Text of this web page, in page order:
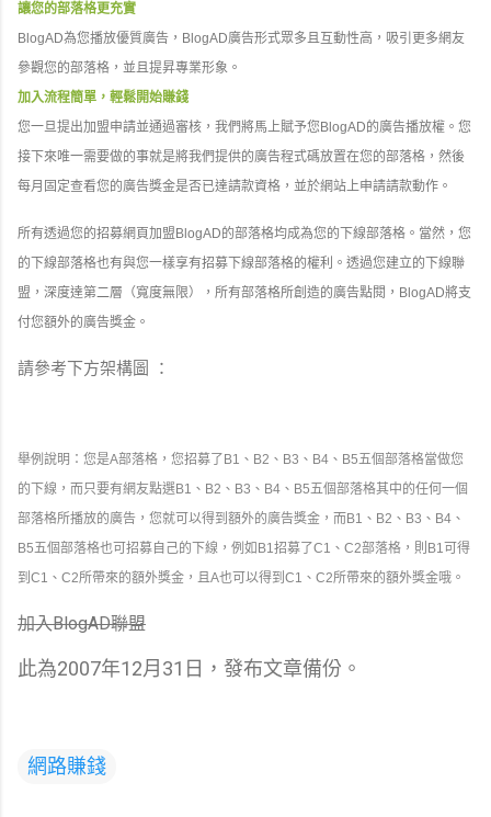
讓您的部落格更充實
BlogAD為您播放優質廣告，BlogAD廣告形式眾多且互動性高，吸引更多網友
參觀您的部落格，並且提昇專業形象。
加入流程簡單，輕鬆開始賺錢
您一旦提出加盟申請並通過審核，我們將馬上賦予您BlogAD的廣告播放權。您
接下來唯一需要做的事就是將我們提供的廣告程式碼放置在您的部落格，然後
每月固定查看您的廣告獎金是否已達請款資格，並於網站上申請請款動作。
所有透過您的招募網頁加盟BlogAD的部落格均成為您的下線部落格。當然，您
的下線部落格也有與您一樣享有招募下線部落格的權利。透過您建立的下線聯
盟，深度達第二層（寬度無限），所有部落格所創造的廣告點閱，BlogAD將支
付您額外的廣告獎金。
請參考下方架構圖 ：
舉例說明：您是A部落格，您招募了B1、B2、B3、B4、B5五個部落格當做您
的下線，而只要有網友點選B1、B2、B3、B4、B5五個部落格其中的任何一個
部落格所播放的廣告，您就可以得到額外的廣告獎金，而B1、B2、B3、B4、
B5五個部落格也可招募自己的下線，例如B1招募了C1、C2部落格，則B1可得
到C1、C2所帶來的額外獎金，且A也可以得到C1、C2所帶來的額外獎金哦。
加入BlogAD聯盟
此為2007年12月31日，發布文章備份。
網路賺錢